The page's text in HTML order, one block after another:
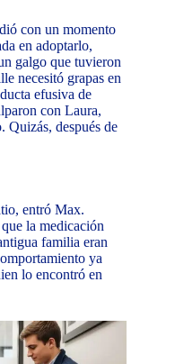
con un momento
en adoptarlo,
galgo que tuvieron
necesitó grapas en
efusiva de
con Laura,
Quizás, después de
entró Max.
la medicación
familia eran
ya
lo encontró en